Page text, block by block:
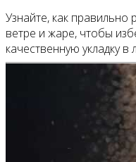
Узнайте, как
ветре и жаре, чтобы
качественную укладку